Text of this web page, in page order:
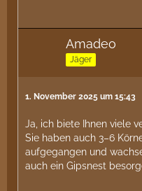
Amadeo
Jäger
1. November 2025 um 15:43
Ja, ich biete Ihnen viele
Sie haben auch 3–6
aufgegangen und
auch ein Gipsnest